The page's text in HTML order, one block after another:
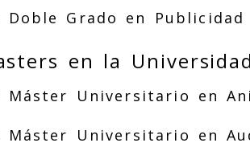
Doble Grado en
en la
Máster Universitario en
Máster Universitario en